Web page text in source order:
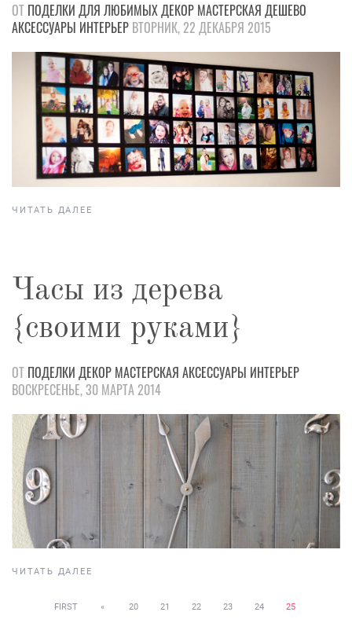
ОТ ПОДЕЛКИ ДЛЯ ЛЮБИМЫХДЕКОР МАСТЕРСКАЯ ДЕШЕВО
АКСЕССУАРЫ ИНТЕРЬЕР ВТОРНИК, 22 ДЕКАБРЯ 2015
ЧИТАТЬ ДАЛЕЕ
Часы из дерева
{своими руками}
ОТ ПОДЕЛКИ ДЕКОР МАСТЕРСКАЯ АКСЕССУАРЫ ИНТЕРЬЕР
ВОСКРЕСЕНЬЕ, 30 МАРТА 2014
ЧИТАТЬ ДАЛЕЕ
FIRST « 20 21 22 23 24 25